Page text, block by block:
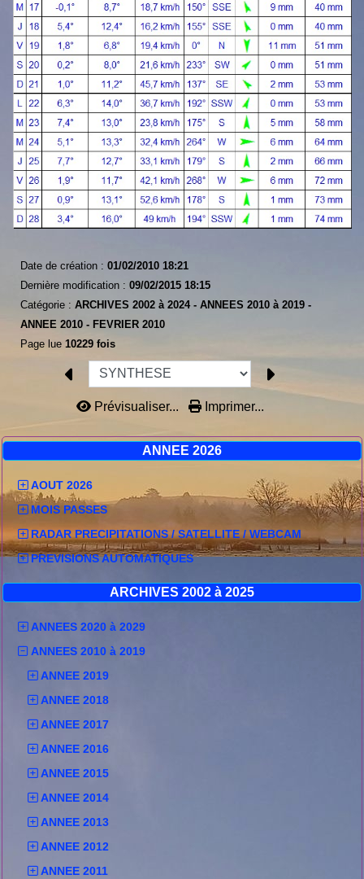
ANNEE 2026
AOUT 2026
MOIS PASSES
RADAR PRECIPITATIONS / SATELLITE / WEBCAM
PREVISIONS AUTOMATIQUES
ARCHIVES 2002 à 2025
ANNEES 2020 à 2029
ANNEES 2010 à 2019
ANNEE 2019
ANNEE 2018
ANNEE 2017
ANNEE 2016
ANNEE 2015
ANNEE 2014
ANNEE 2013
ANNEE 2012
ANNEE 2011
Date de création : 01/02/2010 18:21
Dernière modification : 09/02/2015 18:15
Catégorie : ARCHIVES 2002 à 2024 - ANNEES 2010 à 2019 -
ANNEE 2010 - FEVRIER 2010
Page lue 10229 fois
Prévisualiser... Imprimer...